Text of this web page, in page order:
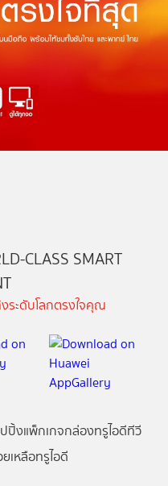
CLASS SMART
ระดับโลกตรงใจคุณ
ปิ้งแพ็กเกจกล่องทรูไอดีทีวี
เหลือทรูไอดี